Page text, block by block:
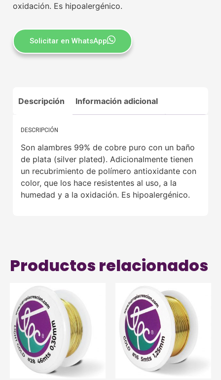
oxidación. Es hipoalergénico.
Solicitar en WhatsApp
Descripción Información adicional
DESCRIPCIÓN
Son alambres 99% de cobre puro con un baño
de plata (silver plated). Adicionalmente tienen
un recubrimiento de polímero antioxidante con
color, que los hace resistentes al uso, a la
humedad y a la oxidación. Es hipoalergénico.
Productos relacionados